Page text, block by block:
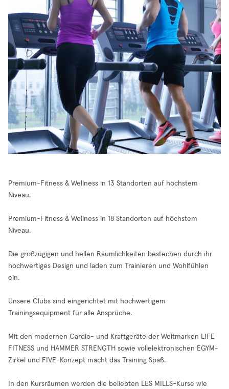
Premium-Fitness & Wellness in 13 Standorten auf höchstem
Niveau.
Premium-Fitness & Wellness in 18 Standorten auf höchstem
Niveau.
Die großzügigen und hellen Räumlichkeiten bestechen durch ihr
hochwertiges Design und laden zum Trainieren und Wohlfühlen
ein.
Unsere Clubs sind eingerichtet mit hochwertigem
Trainingsequipment für alle Ansprüche.
Mit den modernen Cardio- und Kraftgeräte der Weltmarken LIFE
FITNESS und HAMMER STRENGTH sowie vollelektronischen EGYM-
Zirkel und FIVE-Konzept macht das Training Spaß.
In den Kursräumen werden die beliebten LES MILLS-Kurse wie